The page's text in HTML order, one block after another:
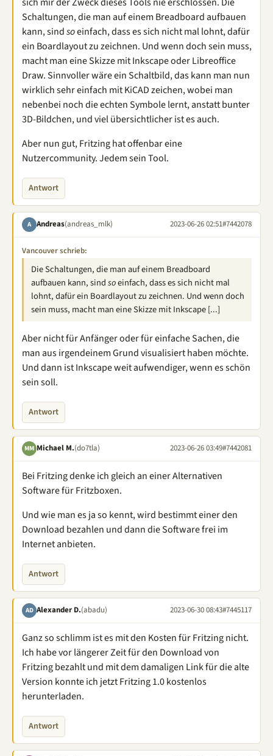
Schaltungen, die man auf einem Breadboard aufbauen
kann, sindsoeinfach, dass es sich nicht mal lohnt, dafür
ein Boardlayout zu zeichnen. Und wenn doch sein muss,
macht man eine Skizze mit Inkscape oder Libreoffice
Draw. Sinnvoller wäre ein Schaltbild, das kann man nun
wirklich sehr einfach mit KiCAD zeichen, wobei man
nebenbei noch die echten Symbole lernt, anstatt bunter
3D-Bildchen, und viel übersichtlicher ist es auch.
Aber nun gut, Fritzing hat offenbar eine
Nutzercommunity. Jedem sein Tool.
Antwort
A Andreas(andreas_mlk) 2023-06-26 02:51#7442078
Vancouver schrieb:
Die Schaltungen, die man auf einem Breadboard
aufbauen kann, sindsoeinfach, dass es sich nicht mal
lohnt, dafür ein Boardlayout zu zeichnen. Und wenn doch
sein muss, macht man eine Skizze mit Inkscape [...]
Aber nicht für Anfänger oder für einfache Sachen, die
man aus irgendeinem Grund visualisiert haben möchte.
Und dann ist Inkscape weit aufwendiger, wenn es schön
sein soll.
Antwort
MM Michael M.(do7tla) 2023-06-26 03:49#7442081
Bei Fritzing denke ich gleich an einer Alternativen
Software für Fritzboxen.
Und wie man es ja so kennt, wird bestimmt einer den
Download bezahlen und dann die Software frei im
Internet anbieten.
Antwort
AD Alexander D.(abadu) 2023-06-30 08:43#7445117
Ganz so schlimm ist es mit den Kosten für Fritzing nicht.
Ich habe vor längerer Zeit für den Download von
Fritzing bezahlt und mit dem damaligen Link für die alte
Version konnte ich jetzt Fritzing 1.0 kostenlos
herunterladen.
Antwort